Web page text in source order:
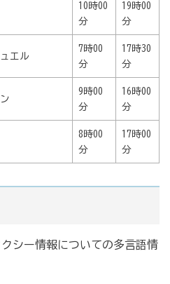
10時00
分
19時00
分
エル
7時00
分
17時30
分
9時00
分
16時00
分
8時00
分
17時00
分
シー情報についての多言語情